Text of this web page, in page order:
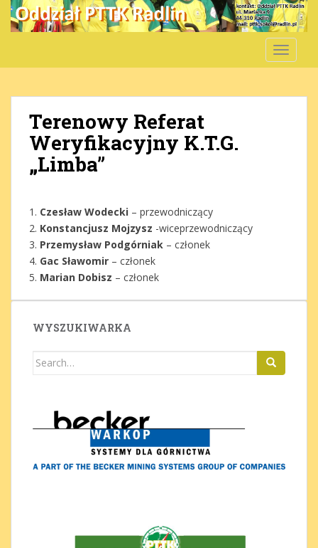
Terenowy Referat
Weryfikacyjny K.T.G.
„Limba”
1. Czesław Wodecki – przewodniczący
2. Konstancjusz Mojzysz -wiceprzewodniczący
3. Przemysław Podgórniak – członek
4. Gac Sławomir – członek
5. Marian Dobisz – członek
WYSZUKIWARKA
Search